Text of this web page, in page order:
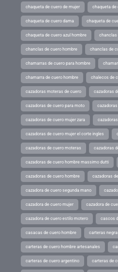
chaqueta de cuero de mujer chaqueta de
chaqueta de cuero dama chaqueta de
chaqueta de cuero azul hombre chanclas
chanclas de cuero hombre chanclas de
chamarras de cuero para hombre
chamarra de cuero hombre chalecos de
cazadoras moteras de cuero cazadoras
cazadoras de cuero para moto
cazadoras de cuero mujer zara
cazadoras de cuero mujer el corte ingles
cazadoras de cuero moteras cazadoras
cazadoras de cuero hombre massimo dutti
cazadoras de cuero hombre cazadoras
cazadora de cuero segunda mano
cazadora de cuero mujer cazadora de
cazadora de cuero estilo motero cascos
casacas de cuero hombre carteras
carteras de cuero hombre artesanales
carteras de cuero argentino carteras de